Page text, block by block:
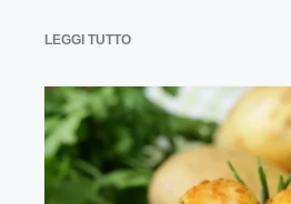
LEGGI TUTTO